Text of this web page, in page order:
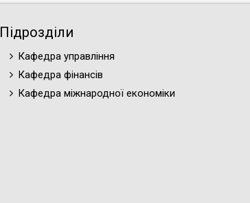
Підрозділи
Кафедра управління
Кафедра фінансів
Кафедра міжнародної економіки